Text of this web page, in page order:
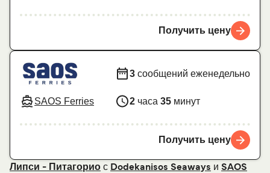
Получить цену
SAOS Ferries
3 сообщений еженедельно
2 часа 35 минут
Получить цену
Липси - Питагорио с Dodekanisos Seaways и SAOS